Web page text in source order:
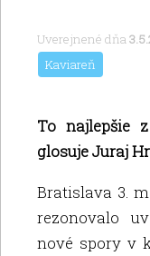
Uverejnené dňa
Kaviareň
To najlepšie
glosuje Juraj
Bratislava 3.
rezonovalo
nové spory v